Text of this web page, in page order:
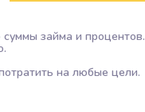
суммы займа и процентов.
на любые цели.